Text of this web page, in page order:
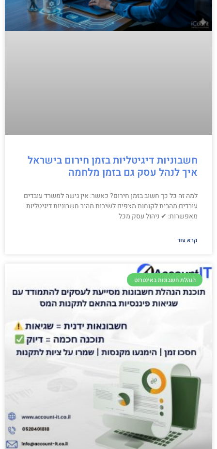
חשבוניות דיגיטליות בזמן חירום בישראל
איך לנהל עסק גם בזמן מלחמה
למה זה כל כך חשוב בזמן חירום? כאשר: אין גישה למשרד עובדים
עובדים מהבית לקוחות מצפים לשירות מהיר חשבוניות דיגיטליות
מאפשרות: ✔ ניהול עסק מכל
קרא עוד
הנהלת חשבונות באינטרנט